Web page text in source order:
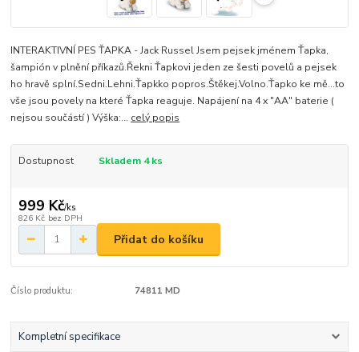
INTERAKTIVNÍ PES ŤAPKA - Jack Russel Jsem pejsek jménem Ťapka,
šampión v plnění příkazů.Řekni Ťapkovi jeden ze šesti povelů a pejsek
ho hravě splní.Sedni.Lehni.Ťapkko popros.Štěkej.Volno.Ťapko ke mě...to
vše jsou povely na které Ťapka reaguje. Napájení na 4 x "AA" baterie (
nejsou součástí ) Výška:... celý popis
Dostupnost Skladem 4 ks
999 Kč/ks
826 Kč bez DPH
Přidat do košíku
Číslo produktu: 74811 MD
Kompletní specifikace